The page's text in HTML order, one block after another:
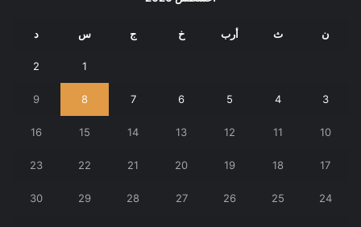
ن ث أرب خ ج س د
1
2
3
4
5
6
7
8
9
10
11
12
13
14
15
16
17
18
19
20
21
22
23
24
25
26
27
28
29
30